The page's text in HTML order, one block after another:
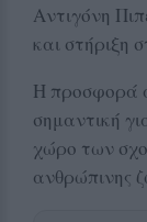
Αντιγόνη
και στήριξη
Η προσφορά
σημαντική
χώρο των
ανθρώπινης